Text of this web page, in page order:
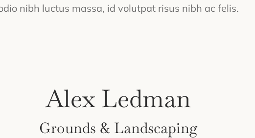
nibh luctus massa, id volutpat risus nibh ac felis.
Alex Ledman
Grounds & Landscaping